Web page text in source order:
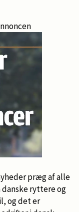
præg af alle
ryttere og
og det er